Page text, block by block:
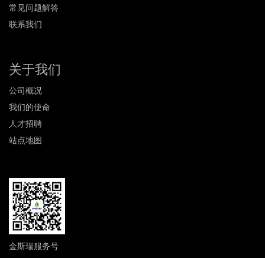
常见问题解答
联系我们
关于我们
公司概况
我们的使命
人才招聘
站点地图
金斯瑞服务号